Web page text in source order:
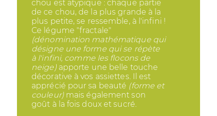
chou est atypique : chaque partie
de ce chou, de la plus grande à la
plus petite, se ressemble, à l'infini !
Ce légume "fractale"
(dénomination mathématique qui
désigne une forme qui se répète
à l'infini, comme les flocons de
neige) apporte une belle touche
décorative à vos assiettes. Il est
apprécié pour sa beauté (forme et
couleur) mais également son
goût à la fois doux et sucré.